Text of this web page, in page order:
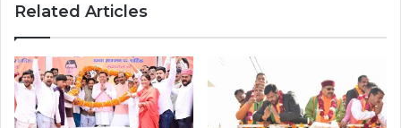
Related Articles